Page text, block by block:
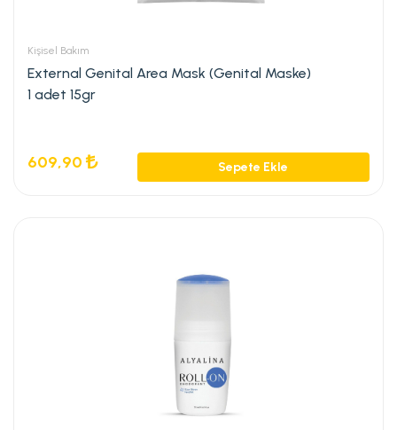
Kişisel Bakım
External Genital Area Mask (Genital Maske)
1 adet 15gr
609,90 Sepete Ekle